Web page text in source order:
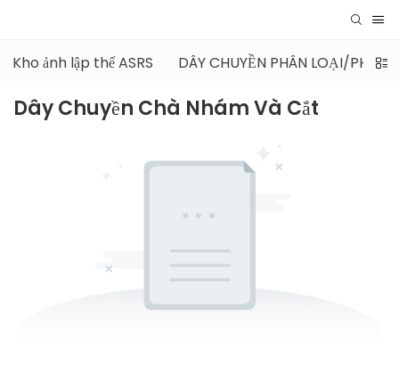
Kho ảnh lập thể ASRS DÂY CHUYỀN PHÂN LOẠI/PHÂN
Dây Chuyền Chà Nhám Và Cắt